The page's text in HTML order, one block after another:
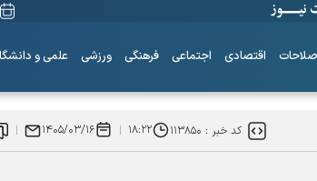
اقتصادی اجتماعی فرهنگی ورزشی علمی و
کد خبر : ۱۱۳۸۵۰ ۱۸:۲۲ ۱۴۰۵/۰۳/۱۶